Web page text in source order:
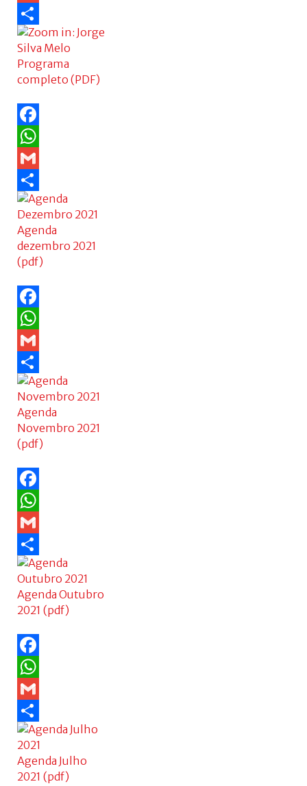
Gmail
Share
Programa
completo (PDF)
Facebook
WhatsApp
Gmail
Share
Agenda
dezembro 2021
(pdf)
Facebook
WhatsApp
Gmail
Share
Agenda
Novembro 2021
(pdf)
Facebook
WhatsApp
Gmail
Share
Agenda Outubro
2021 (pdf)
Facebook
WhatsApp
Gmail
Share
Agenda Julho
2021 (pdf)